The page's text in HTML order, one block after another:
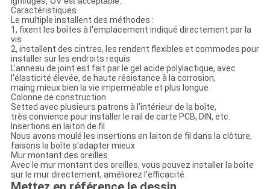
Caractéristiques
Le multiple installent des méthodes :
1, fixent les boîtes à l'emplacement indiqué directement par la
vis
2, installent des cintres, les rendent flexibles et commodes pour
installer sur les endroits requis
L'anneau de joint est fait par le gel acide polylactique, avec
l'élasticité élevée, de haute résistance à la corrosion,
maing mieux bien la vie imperméable et plus longue
Colonne de construction
Setted avec plusieurs patrons à l'intérieur de la boîte,
très convience pour installer le rail de carte PCB, DIN, etc.
Insertions en laiton de fil
Nous avons moulé les insertions en laiton de fil dans la clôture,
faisons la boîte s'adapter mieux
Mur montant des oreilles
Avec le mur montant des oreilles, vous pouvez installer la boîte
sur le mur directement, améliorez l'efficacité